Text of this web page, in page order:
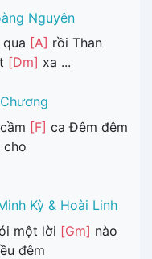
Nguyên
[A] rồi Than
[Dm] xa ...
[F] ca Đêm đêm
cho
Kỳ & Hoài Linh
một lời [Gm] nào
đêm